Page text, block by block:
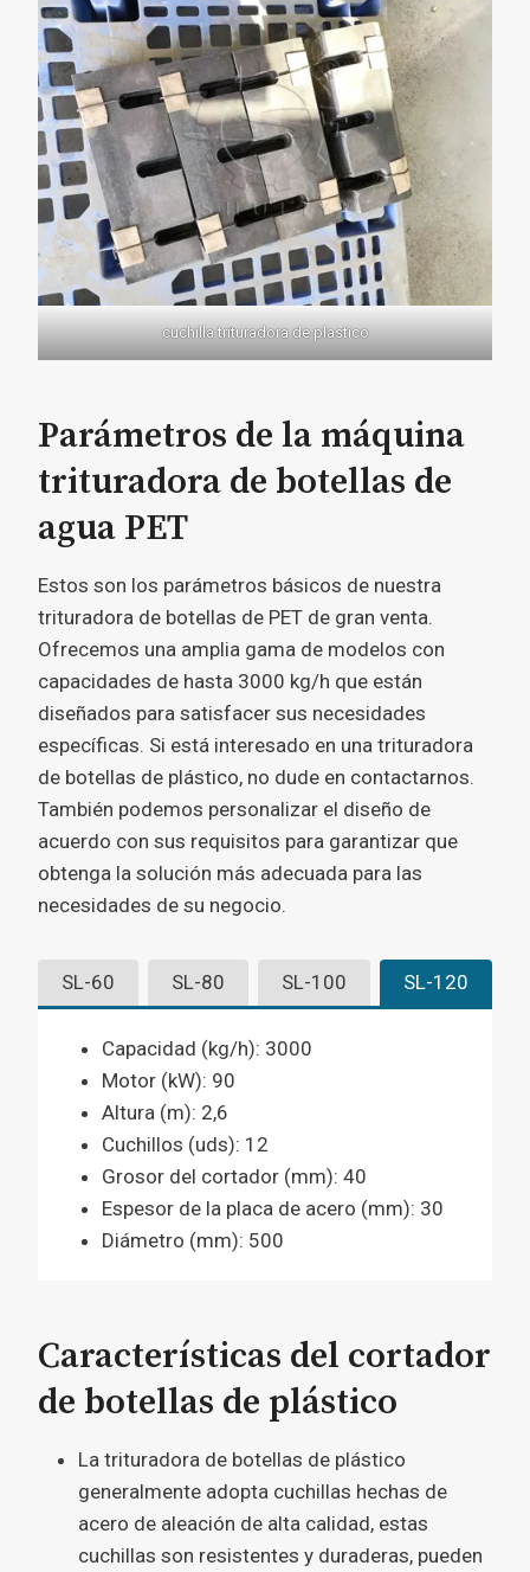
cuchilla trituradora de plastico
Parámetros de la máquina
trituradora de botellas de
agua PET
Estos son los parámetros básicos de nuestra
trituradora de botellas de PET de gran venta.
Ofrecemos una amplia gama de modelos con
capacidades de hasta 3000 kg/h que están
diseñados para satisfacer sus necesidades
específicas. Si está interesado en una trituradora
de botellas de plástico, no dude en contactarnos.
También podemos personalizar el diseño de
acuerdo con sus requisitos para garantizar que
obtenga la solución más adecuada para las
necesidades de su negocio.
SL-60 SL-80 SL-100 SL-120
Capacidad (kg/h): 3000
Motor (kW): 90
Altura (m): 2,6
Cuchillos (uds): 12
Grosor del cortador (mm): 40
Espesor de la placa de acero (mm): 30
Diámetro (mm): 500
Características del cortador
de botellas de plástico
La trituradora de botellas de plástico
generalmente adopta cuchillas hechas de
acero de aleación de alta calidad, estas
cuchillas son resistentes y duraderas, pueden